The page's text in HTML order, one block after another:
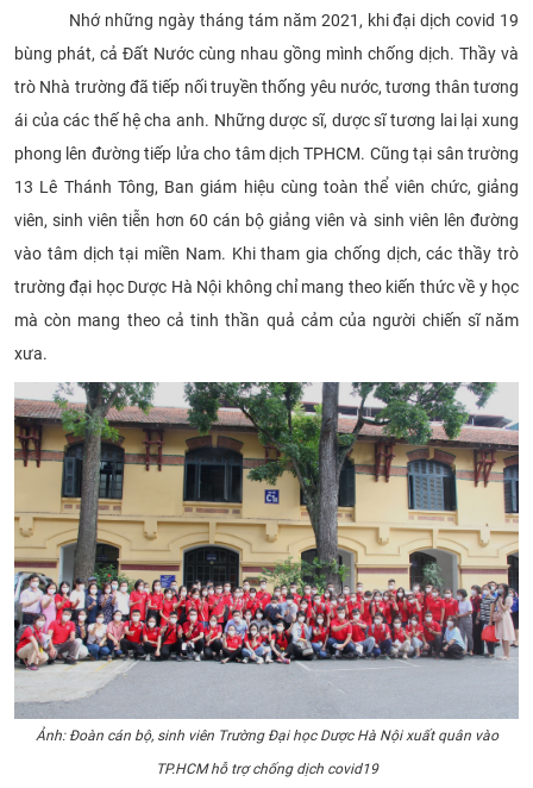
Nhớ những ngày tháng tám năm 2021, khi đại dịch covid 19
bùng phát, cả Đất Nước cùng nhau gồng mình chống dịch. Thầy và
trò Nhà trường đã tiếp nối truyền thống yêu nước, tương thân tương
ái của các thế hệ cha anh. Những dược sĩ, dược sĩ tương lai lại xung
phong lên đường tiếp lửa cho tâm dịch TPHCM. Cũng tại sân trường
13 Lê Thánh Tông, Ban giám hiệu cùng toàn thể viên chức, giảng
viên, sinh viên tiễn hơn 60 cán bộ giảng viên và sinh viên lên đường
vào tâm dịch tại miền Nam. Khi tham gia chống dịch, các thầy trò
trường đại học Dược Hà Nội không chỉ mang theo kiến thức về y học
mà còn mang theo cả tinh thần quả cảm của người chiến sĩ năm
xưa.
Ảnh: Đoàn cán bộ, sinh viên Trường Đại học Dược Hà Nội xuất quân vào
TP.HCM hỗ trợ chống dịch covid19